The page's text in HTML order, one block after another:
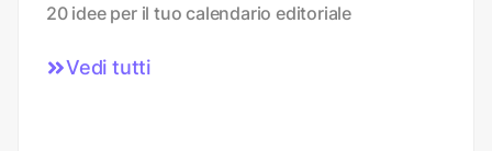
20 idee per il tuo calendario editoriale
Vedi tutti